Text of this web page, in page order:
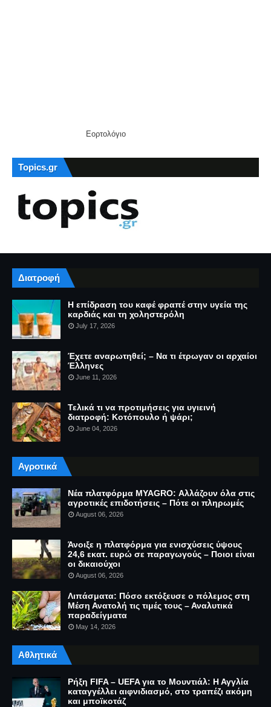
Εορτολόγιο
Topics.gr
Διατροφή
Η επίδραση του καφέ φραπέ στην υγεία της
καρδιάς και τη χοληστερόλη
July 17, 2026
Έχετε αναρωτηθεί; – Να τι έτρωγαν οι αρχαίοι
Έλληνες
June 11, 2026
Τελικά τι να προτιμήσεις για υγιεινή
διατροφή: Κοτόπουλο ή ψάρι;
June 04, 2026
Αγροτικά
Νέα πλατφόρμα MYAGRO: Αλλάζουν όλα στις
αγροτικές επιδοτήσεις – Πότε οι πληρωμές
August 06, 2026
Άνοιξε η πλατφόρμα για ενισχύσεις ύψους
24,6 εκατ. ευρώ σε παραγωγούς – Ποιοι είναι
οι δικαιούχοι
August 06, 2026
Λιπάσματα: Πόσο εκτόξευσε ο πόλεμος στη
Μέση Ανατολή τις τιμές τους – Αναλυτικά
παραδείγματα
May 14, 2026
Αθλητικά
Ρήξη FIFA – UEFA για το Μουντιάλ: Η Αγγλία
καταγγέλλει αιφνιδιασμό, στο τραπέζι ακόμη
και μποϊκοτάζ